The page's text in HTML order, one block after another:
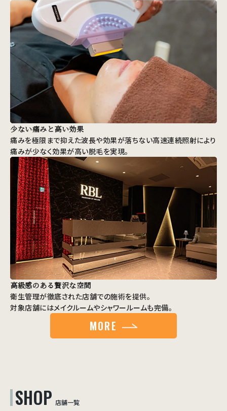
少ない痛みと高い効果
痛みを極限まで抑えた波長や効果が落ちない高速連続照射により
痛みが少なく効果が高い脱毛を実現。
高級感のある贅沢な空間
衛生管理が徹底された店舗での施術を提供。
対象店舗にはメイクルームやシャワールームも完備。
MORE
SHOP 店舗一覧